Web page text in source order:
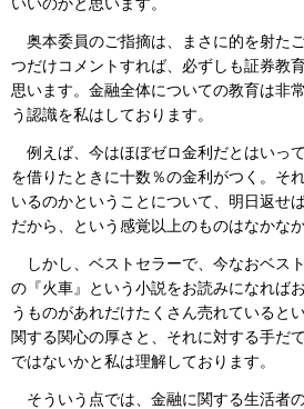
奥本委員のご指摘は、まさに的を射た
つだけコメントすれば、必ずしも証券教
思います。金融全体についての教育は非
う認識を私はしております。
例えば、今はほぼゼロ金利だとはいっ
を借りたときに十数％の金利がつく。そ
いるのかということについて、明日返せ
だから、という感覚以上のものはなかな
しかし、ベストセラーで、今なおベス
の『火車』という小説をお読みになれば
うものがあれだけたくさん売れていると
関する関心の厚さと、それに対する手だ
ではないかと私は理解しております。
そういう点では、金融に関する生活者